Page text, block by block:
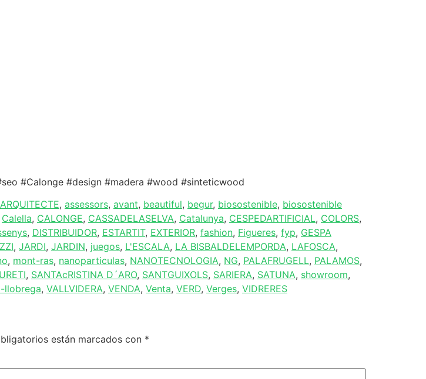
#Calonge #design #madera #wood #sinteticwood
ARQUITECTE, assessors, avant, beautiful, begur, biosostenible, biosostenible
Calella, CALONGE, CASSADELASELVA, Catalunya, CESPEDARTIFICIAL, COLORS,
, DISTRIBUIDOR, ESTARTIT, EXTERIOR, fashion, Figueres, fyp, GESPA
, JARDI, JARDIN, juegos, L'ESCALA, LA BISBALDELEMPORDA, LAFOSCA,
, mont-ras, nanoparticulas, NANOTECNOLOGIA, NG, PALAFRUGELL, PALAMOS,
, SANTAcRISTINA D´ARO, SANTGUIXOLS, SARIERA, SATUNA, showroom,
llobrega, VALLVIDERA, VENDA, Venta, VERD, Verges, VIDRERES
están marcados con *